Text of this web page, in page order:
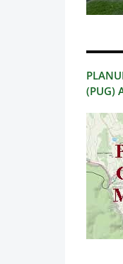
(PUG)